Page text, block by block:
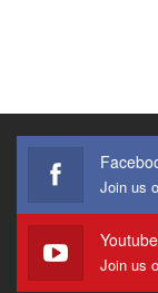
Join us
Youtube
Join us